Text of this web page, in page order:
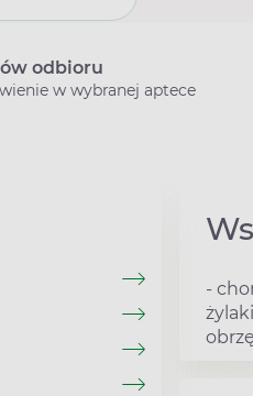
odbioru
w wybranej aptece
-